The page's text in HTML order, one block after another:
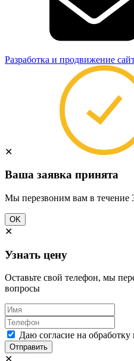
Разработка и продвижение
✕
Ваша заявка принята
Мы перезвоним вам в течение
OK
✕
Узнать цену
Оставьте свой телефон, мы
вопросы
Даю согласие на
Отправить